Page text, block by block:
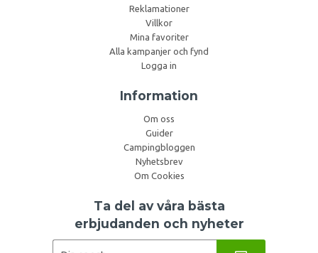
Reklamationer
Villkor
Mina favoriter
Alla kampanjer och fynd
Logga in
Information
Om oss
Guider
Campingbloggen
Nyhetsbrev
Om Cookies
Ta del av våra bästa
erbjudanden och nyheter